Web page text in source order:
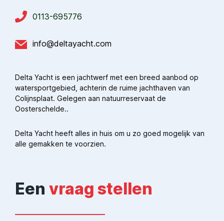
0113-695776
info@deltayacht.com
Delta Yacht is een jachtwerf met een breed aanbod op
watersportgebied, achterin de ruime jachthaven van
Colijnsplaat. Gelegen aan natuurreservaat de
Oosterschelde..
Delta Yacht heeft alles in huis om u zo goed mogelijk van
alle gemakken te voorzien.
Een vraag stellen